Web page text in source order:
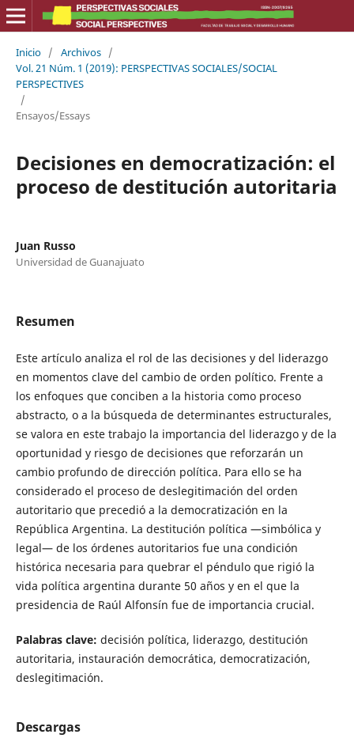
Inicio / Archivos /
Vol. 21 Núm. 1 (2019): PERSPECTIVAS SOCIALES/SOCIAL
PERSPECTIVES
/
Ensayos/Essays
Decisiones en democratización: el
proceso de destitución autoritaria
Juan Russo
Universidad de Guanajuato
Resumen
Este artículo analiza el rol de las decisiones y del liderazgo
en momentos clave del cambio de orden político. Frente a
los enfoques que conciben a la historia como proceso
abstracto, o a la búsqueda de determinantes estructurales,
se valora en este trabajo la importancia del liderazgo y de la
oportunidad y riesgo de decisiones que reforzarán un
cambio profundo de dirección política. Para ello se ha
considerado el proceso de deslegitimación del orden
autoritario que precedió a la democratización en la
República Argentina. La destitución política —simbólica y
legal— de los órdenes autoritarios fue una condición
histórica necesaria para quebrar el péndulo que rigió la
vida política argentina durante 50 años y en el que la
presidencia de Raúl Alfonsín fue de importancia crucial.
Palabras clave: decisión política, liderazgo, destitución
autoritaria, instauración democrática, democratización,
deslegitimación.
Descargas